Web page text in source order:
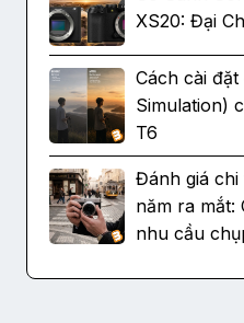
XS20: Đại
Cách cài
Simulation)
T6
Đánh giá chi
năm ra mắt:
nhu cầu